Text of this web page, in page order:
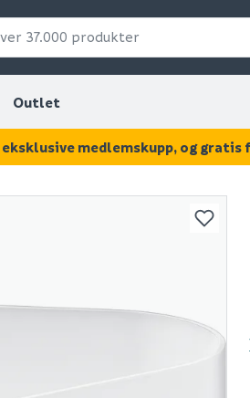
Outlet
DISSE VÆRE AV
eksklusive medlemskupp, og